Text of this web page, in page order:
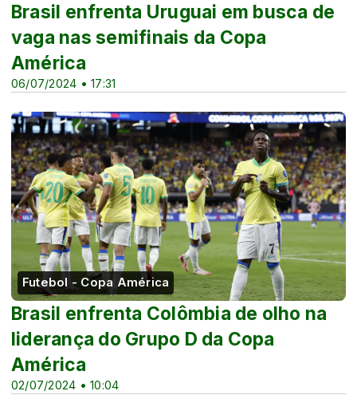
06/07/2024 • 17:31
Brasil enfrenta Uruguai em busca de
vaga nas semifinais da Copa
América
Futebol - Copa América
02/07/2024 • 10:04
Brasil enfrenta Colômbia de olho na
liderança do Grupo D da Copa
América